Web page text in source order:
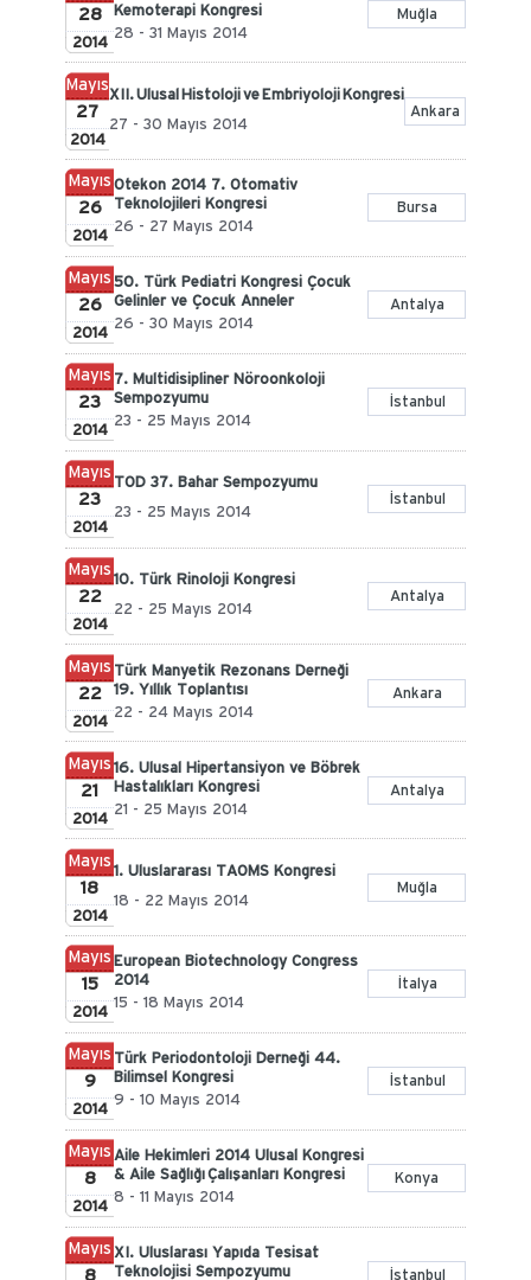
28
2014
Kemoterapi Kongresi
28 - 31 Mayıs 2014
Muğla
Mayıs
27
2014
XII. Ulusal Histoloji ve Embriyoloji Kongresi
27 - 30 Mayıs 2014
Ankara
Mayıs
26
2014
Otekon 2014 7. Otomativ
Teknolojileri Kongresi
26 - 27 Mayıs 2014
Bursa
Mayıs
26
2014
50. Türk Pediatri Kongresi Çocuk
Gelinler ve Çocuk Anneler
26 - 30 Mayıs 2014
Antalya
Mayıs
23
2014
7. Multidisipliner Nöroonkoloji
Sempozyumu
23 - 25 Mayıs 2014
İstanbul
Mayıs
23
2014
TOD 37. Bahar Sempozyumu
23 - 25 Mayıs 2014
İstanbul
Mayıs
22
2014
10. Türk Rinoloji Kongresi
22 - 25 Mayıs 2014
Antalya
Mayıs
22
2014
Türk Manyetik Rezonans Derneği
19. Yıllık Toplantısı
22 - 24 Mayıs 2014
Ankara
Mayıs
21
2014
16. Ulusal Hipertansiyon ve Böbrek
Hastalıkları Kongresi
21 - 25 Mayıs 2014
Antalya
Mayıs
18
2014
1. Uluslararası TAOMS Kongresi
18 - 22 Mayıs 2014
Muğla
Mayıs
15
2014
European Biotechnology Congress
2014
15 - 18 Mayıs 2014
İtalya
Mayıs
9
2014
Türk Periodontoloji Derneği 44.
Bilimsel Kongresi
9 - 10 Mayıs 2014
İstanbul
Mayıs
8
2014
Aile Hekimleri 2014 Ulusal Kongresi
& Aile Sağlığı Çalışanları Kongresi
8 - 11 Mayıs 2014
Konya
Mayıs
8
XI. Uluslarası Yapıda Tesisat
Teknolojisi Sempozyumu
İstanbul